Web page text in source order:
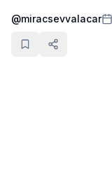
Kültür ve Sanat
Sağlık
@miracsevvalacar